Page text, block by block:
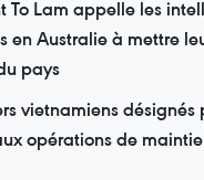
To Lam appelle les
en Australie à mettre
pays
vietnamiens désignés
opérations de